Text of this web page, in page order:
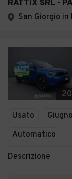
RATTIX SRL -
San Giorgio in
20
Usato
Automatico
Descrizione